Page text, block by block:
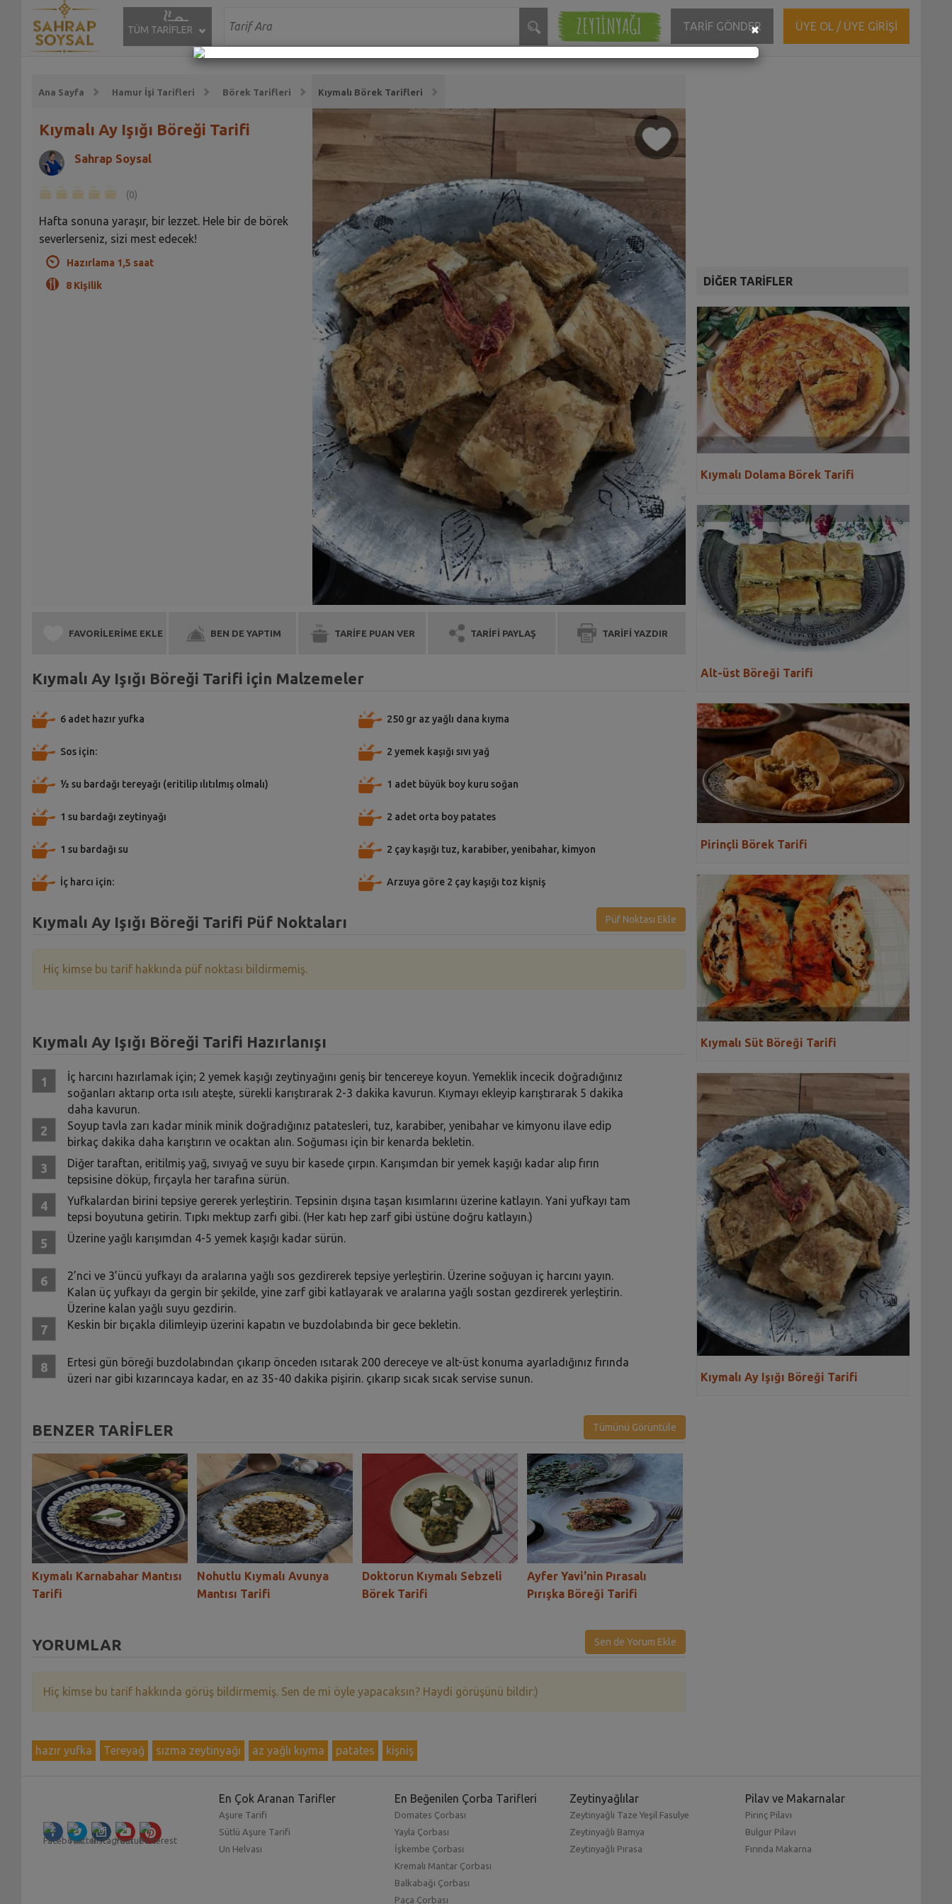
TÜM TARİFLER ZEYTİNYAĞI TARİF GÖNDER ÜYE OL / ÜYE GİRİŞİ
Ana Sayfa Hamur İşi Tarifleri Börek Tarifleri Kıymalı Börek Tarifleri
Kıymalı Ay Işığı Böreği Tarifi
Sahrap Soysal
(0)
Hafta sonuna yaraşır, bir lezzet. Hele bir de börek
severlerseniz, sizi mest edecek!
Hazırlama 1,5 saat
8 Kişilik
FAVORİLERİME EKLE BEN DE YAPTIM TARİFE PUAN VER TARİFİ PAYLAŞ TARİFİ YAZDIR
Kıymalı Ay Işığı Böreği Tarifi için Malzemeler
6 adet hazır yufka
Sos için:
½ su bardağı tereyağı (eritilip ılıtılmış olmalı)
1 su bardağı zeytinyağı
1 su bardağı su
İç harcı için:
250 gr az yağlı dana kıyma
2 yemek kaşığı sıvı yağ
1 adet büyük boy kuru soğan
2 adet orta boy patates
2 çay kaşığı tuz, karabiber, yenibahar, kimyon
Arzuya göre 2 çay kaşığı toz kişniş
Kıymalı Ay Işığı Böreği Tarifi Püf Noktaları Püf Noktası Ekle
Hiç kimse bu tarif hakkında püf noktası bildirmemiş.
Kıymalı Ay Işığı Böreği Tarifi Hazırlanışı
İç harcını hazırlamak için; 2 yemek kaşığı zeytinyağını geniş bir tencereye koyun. Yemeklik incecik doğradığınız
soğanları aktarıp orta ısılı ateşte, sürekli karıştırarak 2-3 dakika kavurun. Kıymayı ekleyip karıştırarak 5 dakika
daha kavurun.
Soyup tavla zarı kadar minik minik doğradığınız patatesleri, tuz, karabiber, yenibahar ve kimyonu ilave edip
birkaç dakika daha karıştırın ve ocaktan alın. Soğuması için bir kenarda bekletin.
Diğer taraftan, eritilmiş yağ, sıvıyağ ve suyu bir kasede çırpın. Karışımdan bir yemek kaşığı kadar alıp fırın
tepsisine döküp, fırçayla her tarafına sürün.
Yufkalardan birini tepsiye gererek yerleştirin. Tepsinin dışına taşan kısımlarını üzerine katlayın. Yani yufkayı tam
tepsi boyutuna getirin. Tıpkı mektup zarfı gibi. (Her katı hep zarf gibi üstüne doğru katlayın.)
Üzerine yağlı karışımdan 4-5 yemek kaşığı kadar sürün.
2’nci ve 3’üncü yufkayı da aralarına yağlı sos gezdirerek tepsiye yerleştirin. Üzerine soğuyan iç harcını yayın.
Kalan üç yufkayı da gergin bir şekilde, yine zarf gibi katlayarak ve aralarına yağlı sostan gezdirerek yerleştirin.
Üzerine kalan yağlı suyu gezdirin.
Keskin bir bıçakla dilimleyip üzerini kapatın ve buzdolabında bir gece bekletin.
Ertesi gün böreği buzdolabından çıkarıp önceden ısıtarak 200 dereceye ve alt-üst konuma ayarladığınız fırında
üzeri nar gibi kızarıncaya kadar, en az 35-40 dakika pişirin. çıkarıp sıcak sıcak servise sunun.
BENZER TARİFLER Tümünü Görüntüle
Kıymalı Karnabahar Mantısı
Tarifi
Nohutlu Kıymalı Avunya
Mantısı Tarifi
Doktorun Kıymalı Sebzeli
Börek Tarifi
Ayfer Yavi'nin Pırasalı
Pırışka Böreği Tarifi
YORUMLAR Sen de Yorum Ekle
Hiç kimse bu tarif hakkında görüş bildirmemiş. Sen de mi öyle yapacaksın? Haydi görüşünü bildir:)
hazır yufka Tereyağ sızma zeytinyağı az yağlı kıyma patates kişniş
DİĞER TARİFLER
Kıymalı Dolama Börek Tarifi
Alt-üst Böreği Tarifi
Pirinçli Börek Tarifi
Kıymalı Süt Böreği Tarifi
Kıymalı Ay Işığı Böreği Tarifi
En Çok Aranan Tarifler
Aşure Tarifi
Sütlü Aşure Tarifi
Un Helvası
En Beğenilen Çorba Tarifleri
Domates Çorbası
Yayla Çorbası
İşkembe Çorbası
Kremalı Mantar Çorbası
Balkabağı Çorbası
Paça Çorbası
Zeytinyağlılar
Zeytinyağlı Taze Yeşil Fasulye
Zeytinyağlı Bamya
Zeytinyağlı Pırasa
Pilav ve Makarnalar
Pirinç Pilavı
Bulgur Pilavı
Fırında Makarna
×Close